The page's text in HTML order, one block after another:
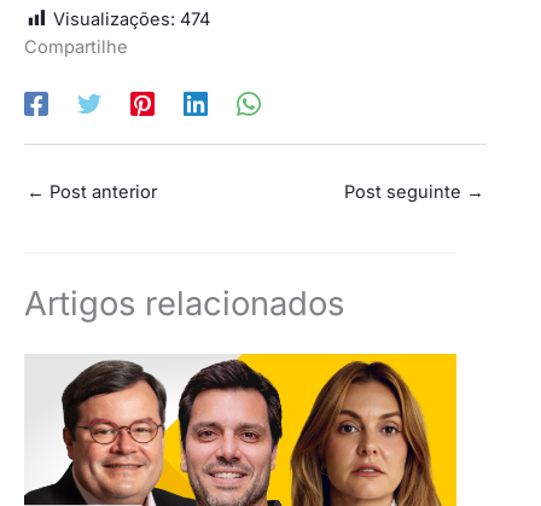
Visualizações: 474
Compartilhe
← Post anterior Post seguinte →
Artigos relacionados